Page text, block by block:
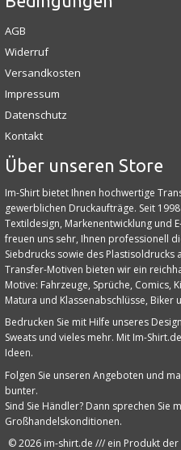
AGB
Widerruf
Versandkosten
Impressum
Datenschutz
Kontakt
Über unseren Store
Im-Shirt bietet Ihnen hochwertige
gewerblichen Druckaufträge. Seit
Textildesign, Markenentwicklung und
freuen uns sehr, Ihnen professionell
Siebdrucks sowie des Plastisoldrucks
Transfer-Motiven bieten wir ein
Motive: Fahrzeuge, Sprüche, Comics,
Matura und Klassenabschlüsse, Biker
Bedrucken Sie mit Hilfe unseres
Sweats und vieles mehr. Mit Im-
Ideen.
Folgen Sie unseren Angeboten und
bunter.
Sind Sie Händler? Dann sprechen Sie
Großhandelskonditionen.
©2026 im-shirt.de /// ein Produkt der